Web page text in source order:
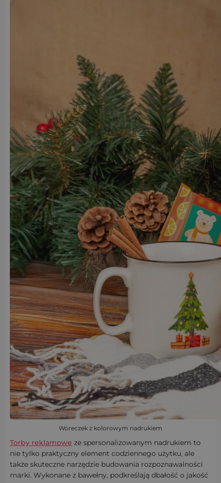
Woreczek z kolorowym nadrukiem
Torby reklamowe ze spersonalizowanym nadrukiem to
nie tylko praktyczny element codziennego użytku, ale
także skuteczne narzędzie budowania rozpoznawalności
marki. Wykonane z bawełny, podkreślają dbałość o jakość